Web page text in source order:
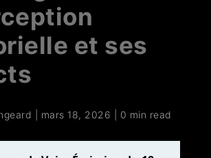
et ses
mars 18, 2026 0 min read